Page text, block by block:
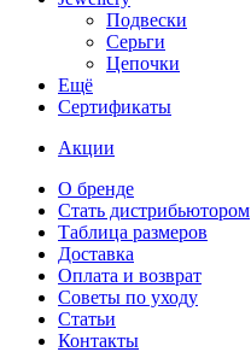
Подвески
Серьги
Цепочки
Ещё
Сертификаты
Акции
О бренде
Стать дистрибьютором
Таблица размеров
Доставка
Оплата и возврат
Советы по уходу
Статьи
Контакты